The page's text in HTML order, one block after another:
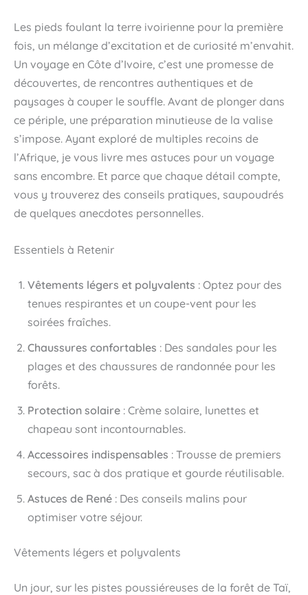
Les pieds foulant la terre ivoirienne pour la première
fois, un mélange d’excitation et de curiosité m’envahit.
Un voyage en Côte d’Ivoire, c’est une promesse de
découvertes, de rencontres authentiques et de
paysages à couper le souffle. Avant de plonger dans
ce périple, une préparation minutieuse de la valise
s’impose. Ayant exploré de multiples recoins de
l’Afrique, je vous livre mes astuces pour un voyage
sans encombre. Et parce que chaque détail compte,
vous y trouverez des conseils pratiques, saupoudrés
de quelques anecdotes personnelles.
Essentiels à Retenir
Vêtements légers et polyvalents : Optez pour des
tenues respirantes et un coupe-vent pour les
soirées fraîches.
Chaussures confortables : Des sandales pour les
plages et des chaussures de randonnée pour les
forêts.
Protection solaire : Crème solaire, lunettes et
chapeau sont incontournables.
Accessoires indispensables : Trousse de premiers
secours, sac à dos pratique et gourde réutilisable.
Astuces de René : Des conseils malins pour
optimiser votre séjour.
Vêtements légers et polyvalents
Un jour, sur les pistes poussiéreuses de la forêt de Taï,